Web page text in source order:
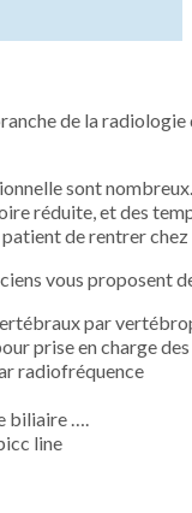
de la
sont
réduite, et des
de rentrer chez
vous proposent
par
prise en charge
radiofréquence
biliaire ….
line